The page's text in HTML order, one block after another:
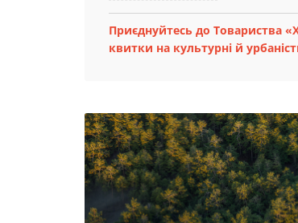
Приєднуйтесь до Товариства
квитки на культурні й